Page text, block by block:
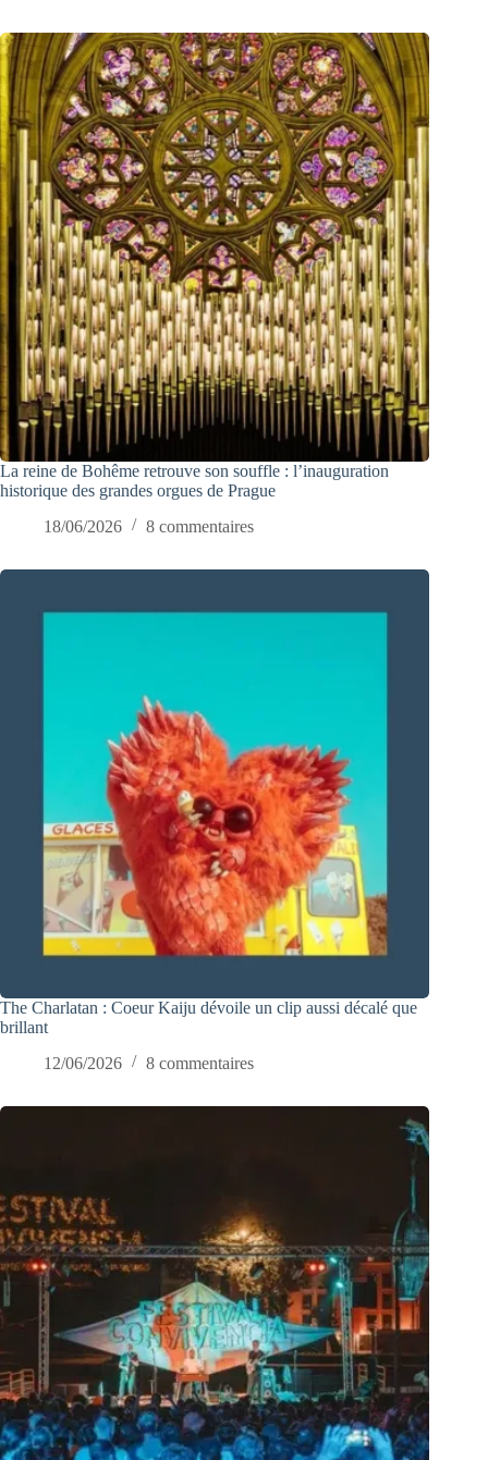
La reine de Bohême retrouve son souffle : l’inauguration
historique des grandes orgues de Prague
18/06/2026
8 commentaires
The Charlatan : Coeur Kaiju dévoile un clip aussi décalé que
brillant
12/06/2026
8 commentaires